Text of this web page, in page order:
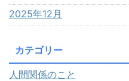
2025年12月
カテゴリー
人間関係のこと